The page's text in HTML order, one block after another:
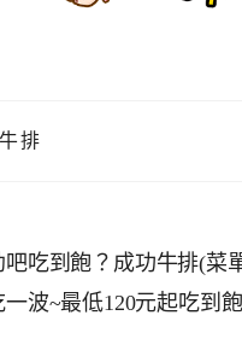
排
吧吃到飽？成功牛排(菜
波~最低120元起吃到